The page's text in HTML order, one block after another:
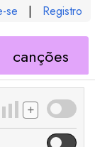
se | Registro
canções
de
+